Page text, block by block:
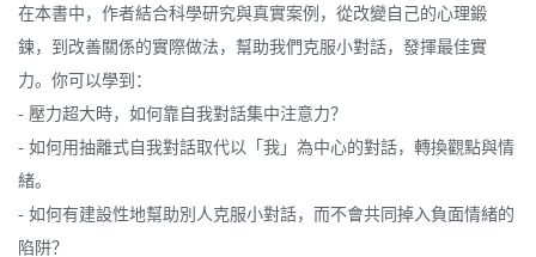
在本書中，作者結合科學研究與真實案例，從改變自己的心理鍛
鍊，到改善關係的實際做法，幫助我們克服小對話，發揮最佳實
力。你可以學到：
- 壓力超大時，如何靠自我對話集中注意力？
- 如何用抽離式自我對話取代以「我」為中心的對話，轉換觀點與情
緒。
- 如何有建設性地幫助別人克服小對話，而不會共同掉入負面情緒的
陷阱？